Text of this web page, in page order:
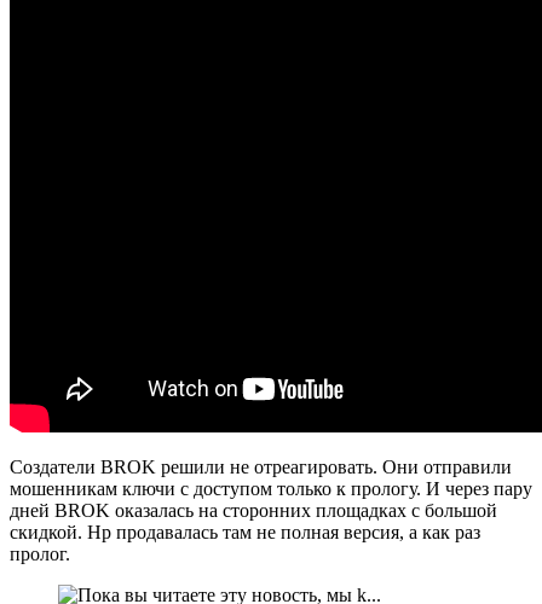
Создатели BROK решили не отреагировать. Они отправили
мошенникам ключи с доступом только к прологу. И через пару
дней BROK оказалась на сторонних площадках с большой
скидкой. Нр продавалась там не полная версия, а как раз
пролог.